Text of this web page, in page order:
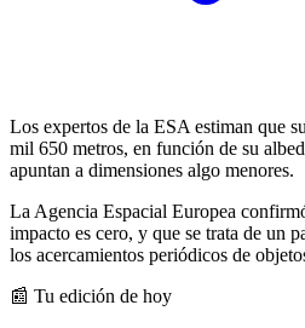
Los expertos de la ESA estiman que
mil 650 metros, en función de su
apuntan a dimensiones algo menores.
La Agencia Espacial Europea
impacto es cero, y que se trata de un
los acercamientos periódicos de
📰 Tu edición de hoy